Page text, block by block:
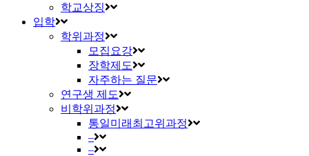
학교상징
입학
학위과정
모집요강
장학제도
자주하는 질문
연구생 제도
비학위과정
통일미래최고위과정
–
–